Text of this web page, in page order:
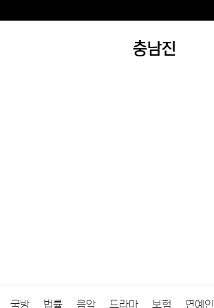
충남진
국방 법률 음악 드라마 보험 연예인